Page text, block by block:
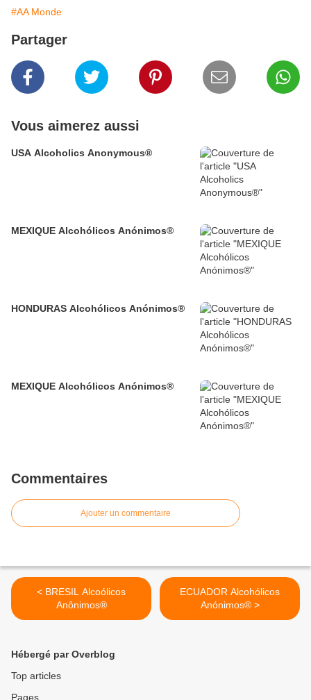
#AA Monde
Partager
Vous aimerez aussi
USA Alcoholics Anonymous®
MEXIQUE Alcohólicos Anónimos®
HONDURAS Alcohólicos Anónimos®
MEXIQUE Alcohólicos Anónimos®
Commentaires
Ajouter un commentaire
< BRESIL Alcoólicos
Anônimos®
ECUADOR Alcohólicos
Anónimos® >
Hébergé par Overblog
Top articles
Pages